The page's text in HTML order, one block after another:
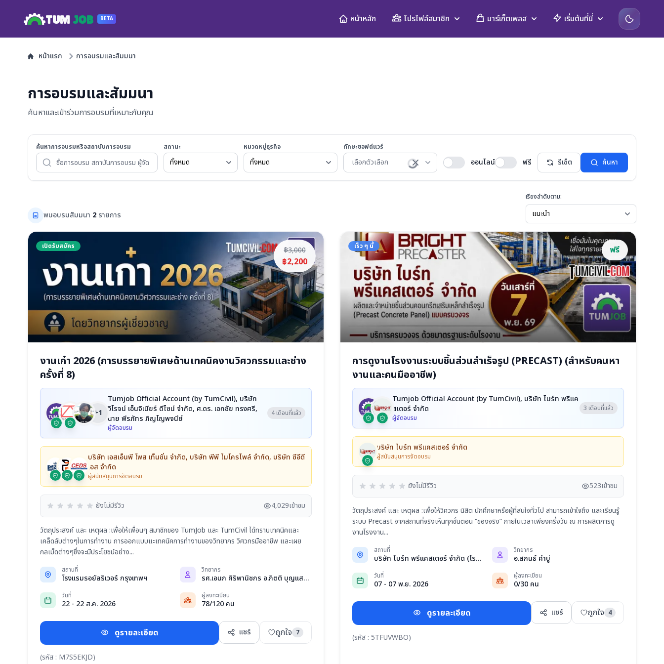
TUM JOB BETA หน้าหลัก โปรไฟล์สมาชิก มาร์เก็ตเพลส เริ่มต้นที่นี่
หน้าแรก การอบรมและสัมมนา
การอบรมและสัมมนา
ค้นหาและเข้าร่วมการอบรมที่เหมาะกับคุณ
ค้นหาการอบรมหรือสถาบันการอบรม สถานะ หมวดหมู่ธุรกิจ ทักษะซอฟต์แวร์
เลือกตัวเลือก ออนไลน์ ฟรี รีเซ็ต ค้นหา
พบอบรมสัมมนา 2 รายการ
เรียงลำดับตาม:
เปิดรับสมัคร ฿3,000
฿2,200
งานเก๋า 2026 (การบรรยายพิเศษด้านเทคนิคงานวิศวกรรมและช่าง
ครั้งที่ 8)
+1
Tumjob Official Account (by TumCivil), บริษัท
วิโรจน์ เอ็นจิเนียร์ ดีไซน์ จำกัด, ศ.ดร. เอกชัย ทรงศรี,
นาย พีรภัทร ภิญโญพจนีย์
ผู้จัดอบรม
4 เดือนที่แล้ว
บริษัท เอสเอ็นพี โพส เท็นชั่น จำกัด, บริษัท พีพี ไมโครไพล์ จำกัด, บริษัท ซีอีดี
เอส จำกัด
ผู้สนับสนุนการจัดอบรม
ยังไม่มีรีวิว 4,029เข้าชม
วัตถุประสงค์ และ เหตุผล :เพื่อให้เพื่อนๆ สมาชิกของ TumJob และ TumCivil ได้ทราบเทคนิคและ
เคล็ดลับต่างๆในการทำงาน การออกแบบแะเทคนิคการทำงานของวิทยากร วิศวกรมืออาชีพ และเผย
กลเม็ดต่างๆซึ่งจะมีประโยชน์อย่าง...
สถานที่
โรงแรมรอยัลริเวอร์ กรุงเทพฯ
วิทยากร
รศ.เอนก ศิริพานิชกร อ.กิตติ บุญแสง อ.วิโรจน์ ลิชนะเธียร อ.พีรภัทร ภิญโญพจนีย์
วันที่
22 - 22 ส.ค. 2026
ผู้ลงทะเบียน
78/120 คน
ดูรายละเอียด แชร์ ถูกใจ 7
(รหัส : M7S5EKJD)
เร็ว ๆ นี้ ฟรี
การดูงานโรงงานระบบชิ้นส่วนสำเร็จรูป (PRECAST) (สำหรับคนหา
งานและคนมืออาชีพ)
Tumjob Official Account (by TumCivil), บริษัท ไบร์ท พรีแค
สเตอร์ จำกัด
ผู้จัดอบรม
3 เดือนที่แล้ว
บริษัท ไบร์ท พรีแคสเตอร์ จำกัด
ผู้สนับสนุนการจัดอบรม
ยังไม่มีรีวิว 523เข้าชม
วัตถุประสงค์ และ เหตุผล :เพื่อให้วิศวกร นิสิต นักศึกษาหรือผู้ที่สนใจทั่วไป สามารถเข้าใจถึง และเรียนรู้
ระบบ Precast จากสถานที่จริงเห็นทุกขั้นตอน “ของจริง” ภายในเวลาเพียงครึ่งวัน ณ การผลิตการดู
งานโรงงาน...
สถานที่
บริษัท ไบร์ท พรีแคสเตอร์ จำกัด (โรงงาน ไ...
วิทยากร
อ.สกนธ์ คำบู่
วันที่
07 - 07 พ.ย. 2026
ผู้ลงทะเบียน
0/30 คน
ดูรายละเอียด แชร์ ถูกใจ 4
(รหัส : 5TFUVWBO)